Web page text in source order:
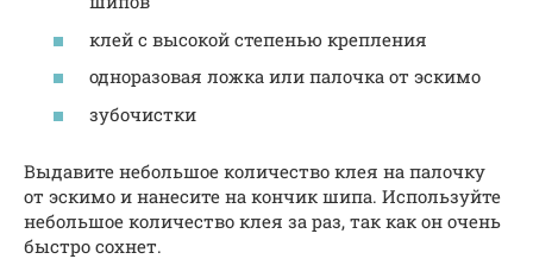
клей с высокой степенью крепления
одноразовая ложка или палочка от эскимо
зубочистки
Выдавите небольшое количество клея на палочку
от эскимо и нанесите на кончик шипа. Используйте
небольшое количество клея за раз, так как он очень
быстро сохнет.